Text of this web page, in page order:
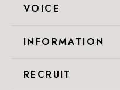
VOICE
INFORMATION
RECRUIT